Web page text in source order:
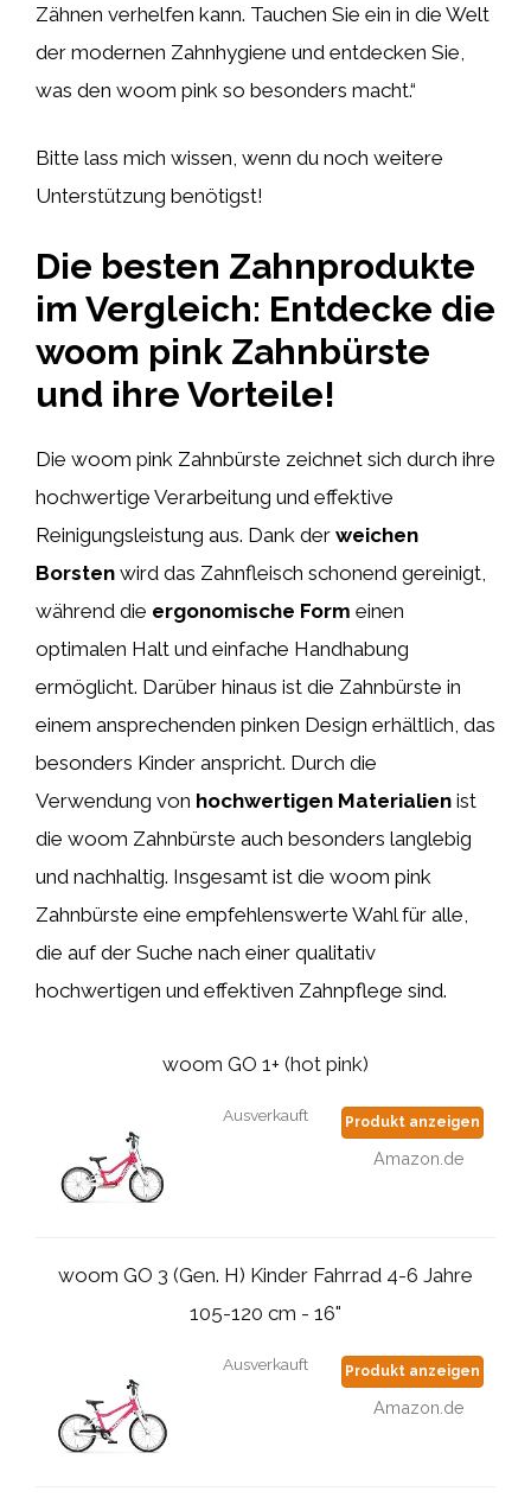
Zähnen verhelfen kann. Tauchen Sie ein in die Welt
der modernen Zahnhygiene und entdecken Sie,
was den woom pink so besonders macht.“
Bitte lass mich wissen, wenn du noch weitere
Unterstützung benötigst!
Die besten Zahnprodukte
im Vergleich: Entdecke die
woom pink Zahnbürste
und ihre Vorteile!
Die woom pink Zahnbürste zeichnet sich durch ihre
hochwertige Verarbeitung und effektive
Reinigungsleistung aus. Dank der weichen
Borsten wird das Zahnfleisch schonend gereinigt,
während die ergonomische Form einen
optimalen Halt und einfache Handhabung
ermöglicht. Darüber hinaus ist die Zahnbürste in
einem ansprechenden pinken Design erhältlich, das
besonders Kinder anspricht. Durch die
Verwendung von hochwertigen Materialien ist
die woom Zahnbürste auch besonders langlebig
und nachhaltig. Insgesamt ist die woom pink
Zahnbürste eine empfehlenswerte Wahl für alle,
die auf der Suche nach einer qualitativ
hochwertigen und effektiven Zahnpflege sind.
woom GO 1+ (hot pink)
Ausverkauft Produkt anzeigen
Amazon.de
woom GO 3 (Gen. H) Kinder Fahrrad 4-6 Jahre
105-120 cm - 16"
Ausverkauft Produkt anzeigen
Amazon.de